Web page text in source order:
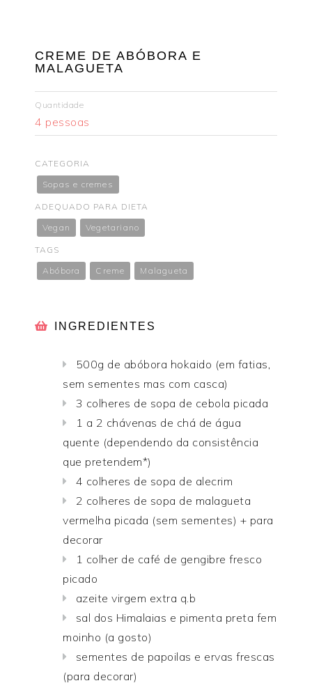
CREME DE ABÓBORA E
MALAGUETA
Quantidade
4 pessoas
CATEGORIA
Sopas e cremes
ADEQUADO PARA DIETA
Vegan
Vegetariano
TAGS
Abóbora
Creme Malagueta
INGREDIENTES
500g de abóbora hokaido (em fatias,
sem sementes mas com casca)
3 colheres de sopa de cebola picada
1 a 2 chávenas de chá de água
quente (dependendo da consistência
que pretendem*)
4 colheres de sopa de alecrim
2 colheres de sopa de malagueta
vermelha picada (sem sementes) + para
decorar
1 colher de café de gengibre fresco
picado
azeite virgem extra q.b
sal dos Himalaias e pimenta preta fem
moinho (a gosto)
sementes de papoilas e ervas frescas
(para decorar)